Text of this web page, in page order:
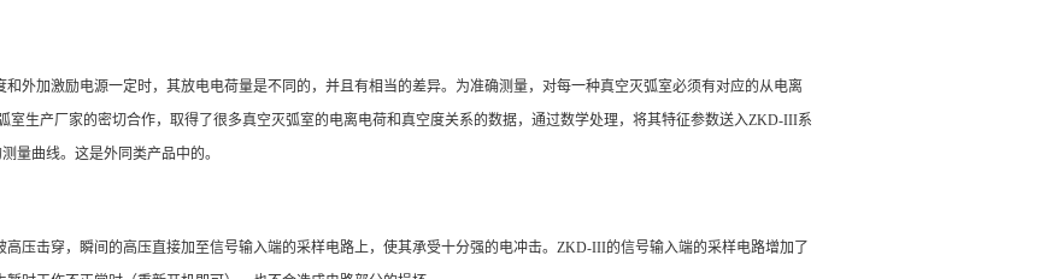
外加激励电源一定时，其放电电荷量是不同的，并且有相当的差异。为准确测量，对每一种真空灭弧室必须有对应的从电离
室生产厂家的密切合作，取得了很多真空灭弧室的电离电荷和真空度关系的数据，通过数学处理，将其特征参数送入ZKD-III系
量曲线。这是外同类产品中的。
压击穿，瞬间的高压直接加至信号输入端的采样电路上，使其承受十分强的电冲击。ZKD-III的信号输入端的采样电路增加了